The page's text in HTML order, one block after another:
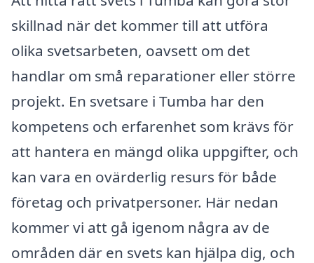
skillnad när det kommer till att utföra
olika svetsarbeten, oavsett om det
handlar om små reparationer eller större
projekt. En svetsare i Tumba har den
kompetens och erfarenhet som krävs för
att hantera en mängd olika uppgifter, och
kan vara en ovärderlig resurs för både
företag och privatpersoner. Här nedan
kommer vi att gå igenom några av de
områden där en svets kan hjälpa dig, och